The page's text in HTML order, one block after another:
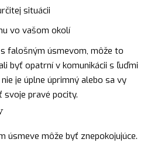
situácii
vo vašom okolí
falošným úsmevom, môže to
byť opatrní v komunikácii s ľuďmi
je úplne úprimný alebo sa vy
pravé pocity.
úsmeve môže byť znepokojujúce.